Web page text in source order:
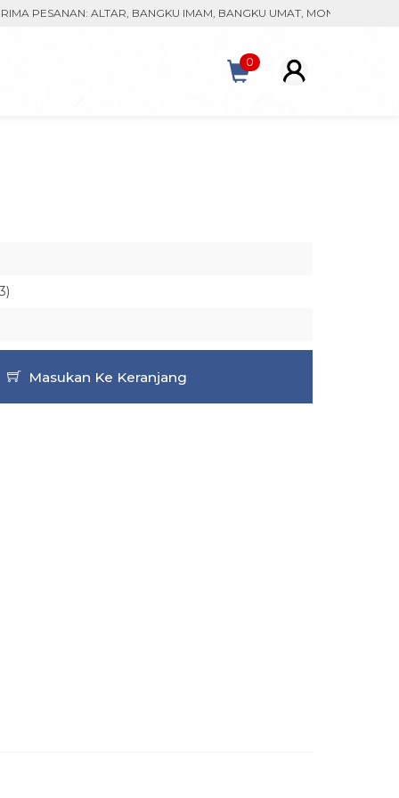
ALTAR, BANGKU IMAM, BANGKU UMAT, MONSTRAN, KACA
0
Masukan Ke Keranjang